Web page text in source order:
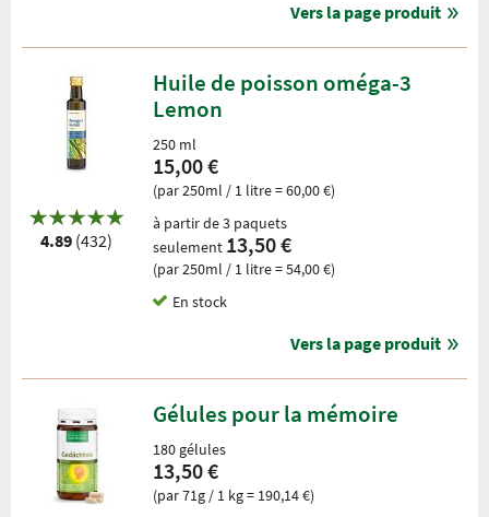
Vers la page produit
4.89 (432)
Huile de poisson oméga-3
Lemon
250 ml
15,00 €
(par 250ml / 1 litre = 60,00 €)
à partir de 3 paquets
seulement 13,50 €
(par 250ml / 1 litre = 54,00 €)
En stock
Vers la page produit
Gélules pour la mémoire
180 gélules
13,50 €
(par 71g / 1 kg = 190,14 €)